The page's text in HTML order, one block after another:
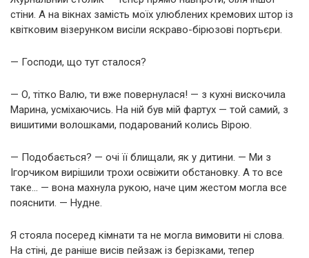
стіни. А на вікнах замість моїх улюблених кремових штор із
квітковим візерунком висіли яскраво-бірюзові портьєри.
— Господи, що тут сталося?
— О, тітко Валю, ти вже повернулася! — з кухні вискочила
Марина, усміхаючись. На ній був мій фартух — той самий, з
вишитими волошками, подарований колись Вірою.
— Подобається? — очі її блищали, як у дитини. — Ми з
Ігорчиком вирішили трохи освіжити обстановку. А то все
таке… — вона махнула рукою, наче цим жестом могла все
пояснити. — Нудне.
Я стояла посеред кімнати та не могла вимовити ні слова.
На стіні, де раніше висів пейзаж із берізками, тепер